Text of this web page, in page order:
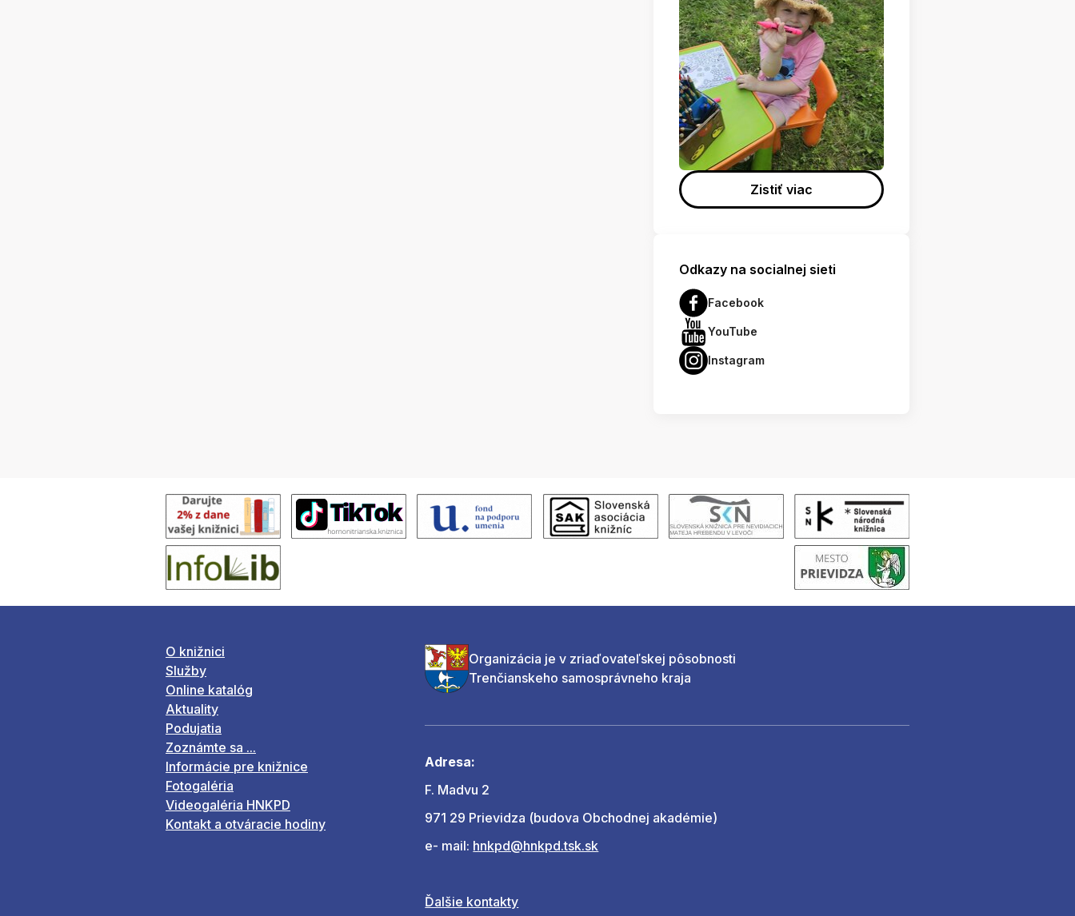
Zistiť viac
Odkazy na socialnej sieti
Facebook
YouTube
Instagram
O knižnici
Služby
Online katalóg
Aktuality
Podujatia
Zoznámte sa ...
Informácie pre knižnice
Fotogaléria
Videogaléria HNKPD
Kontakt a otváracie hodiny
Organizácia je v zriaďovateľskej pôsobnosti
Trenčianskeho samosprávneho kraja
Adresa:
F. Madvu 2
971 29 Prievidza (budova Obchodnej akadémie)
e- mail: hnkpd@hnkpd.tsk.sk
Ďalšie kontakty